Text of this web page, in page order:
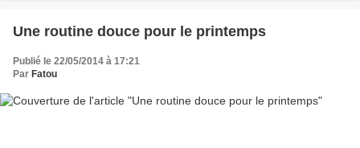
Une routine douce pour le printemps
Publié le 22/05/2014 à 17:21
Par Fatou